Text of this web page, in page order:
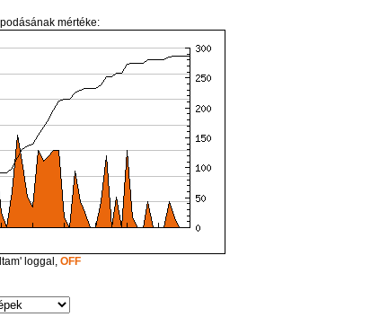
mértéke:
loggal,OFF